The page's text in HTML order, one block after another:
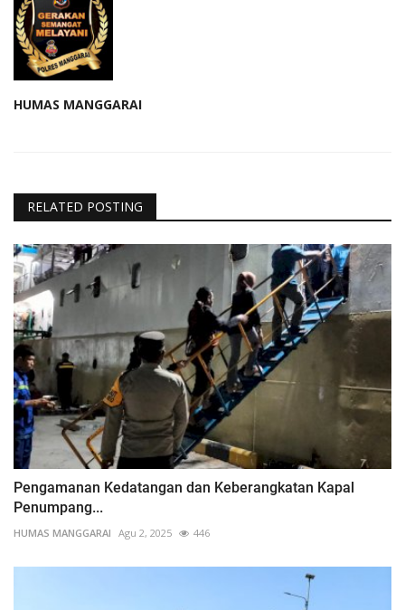
HUMAS MANGGARAI
RELATED POSTING
Pengamanan Kedatangan dan Keberangkatan Kapal
Penumpang...
HUMAS MANGGARAI Agu 2, 2025 446